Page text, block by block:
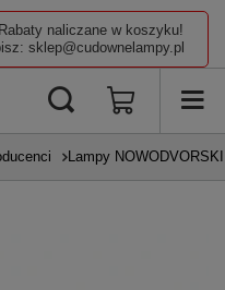
naliczane w koszyku!
sklep@cudownelampy.pl
Lampy